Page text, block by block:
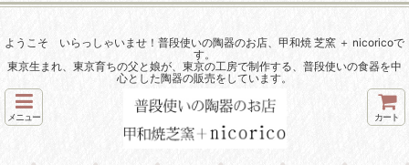
ようこそ いらっしゃいませ！普段使いの陶器のお店、甲和焼 芝窯 ＋ nicoricoで
す。
東京生まれ、東京育ちの父と娘が、東京の工房で制作する、普段使いの食器を中
心とした陶器の販売をしています。
メニュー カート